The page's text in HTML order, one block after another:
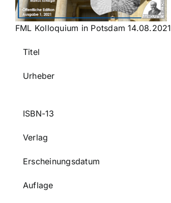
FML Kolloquium in Potsdam 14.08.2021
Titel
Urheber
ISBN-13
Verlag
Erscheinungsdatum
Auflage